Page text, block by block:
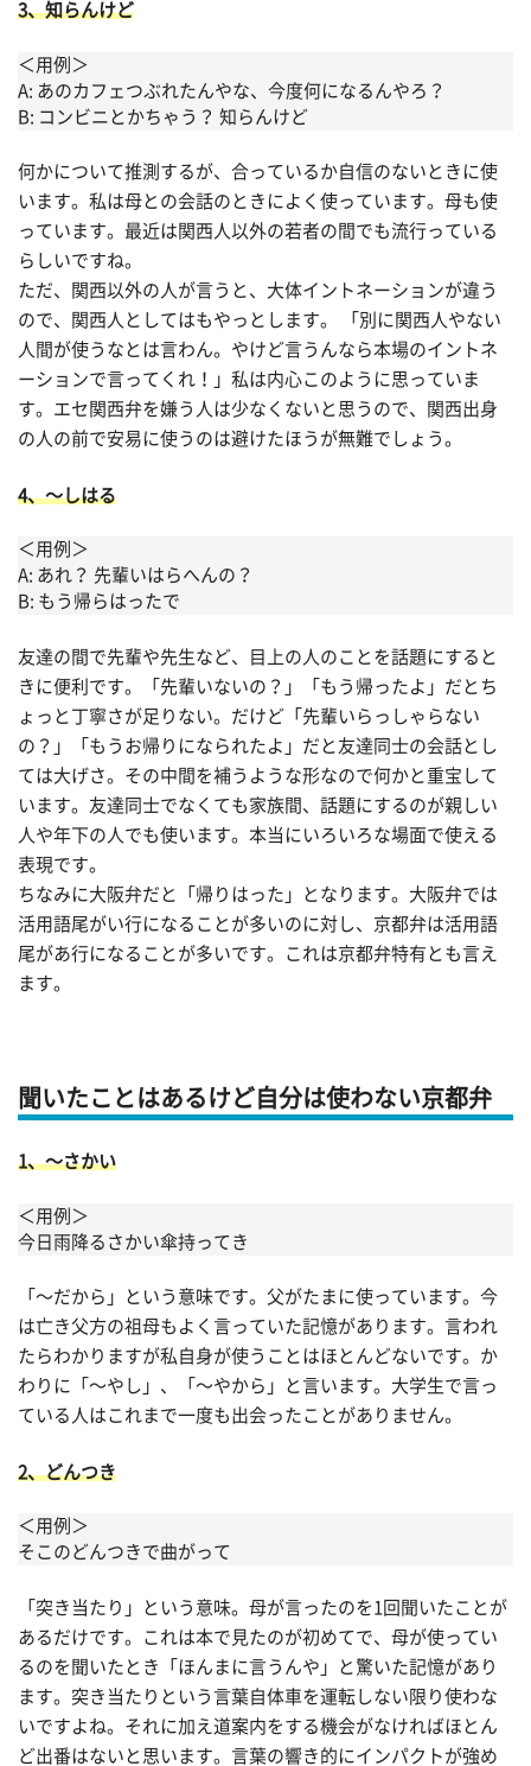
3、知らんけど
＜用例＞
A: あのカフェつぶれたんやな、今度何になるんやろ？
B: コンビニとかちゃう？ 知らんけど
何かについて推測するが、合っているか自信のないときに使
います。私は母との会話のときによく使っています。母も使
っています。最近は関西人以外の若者の間でも流行っている
らしいですね。
ただ、関西以外の人が言うと、大体イントネーションが違う
ので、関西人としてはもやっとします。 「別に関西人やない
人間が使うなとは言わん。やけど言うんなら本場のイントネ
ーションで言ってくれ！」私は内心このように思っていま
す。エセ関西弁を嫌う人は少なくないと思うので、関西出身
の人の前で安易に使うのは避けたほうが無難でしょう。
4、〜しはる
＜用例＞
A: あれ？ 先輩いはらへんの？
B: もう帰らはったで
友達の間で先輩や先生など、目上の人のことを話題にすると
きに便利です。「先輩いないの？」「もう帰ったよ」だとち
ょっと丁寧さが足りない。だけど「先輩いらっしゃらない
の？」「もうお帰りになられたよ」だと友達同士の会話とし
ては大げさ。その中間を補うような形なので何かと重宝して
います。友達同士でなくても家族間、話題にするのが親しい
人や年下の人でも使います。本当にいろいろな場面で使える
表現です。
ちなみに大阪弁だと「帰りはった」となります。大阪弁では
活用語尾がい行になることが多いのに対し、京都弁は活用語
尾があ行になることが多いです。これは京都弁特有とも言え
ます。
聞いたことはあるけど自分は使わない京都弁
1、〜さかい
＜用例＞
今日雨降るさかい傘持ってき
「〜だから」という意味です。父がたまに使っています。今
は亡き父方の祖母もよく言っていた記憶があります。言われ
たらわかりますが私自身が使うことはほとんどないです。か
わりに「〜やし」、「〜やから」と言います。大学生で言っ
ている人はこれまで一度も出会ったことがありません。
2、どんつき
＜用例＞
そこのどんつきで曲がって
「突き当たり」という意味。母が言ったのを1回聞いたことが
あるだけです。これは本で見たのが初めてで、母が使ってい
るのを聞いたとき「ほんまに言うんや」と驚いた記憶があり
ます。突き当たりという言葉自体車を運転しない限り使わな
いですよね。それに加え道案内をする機会がなければほとん
ど出番はないと思います。言葉の響き的にインパクトが強め